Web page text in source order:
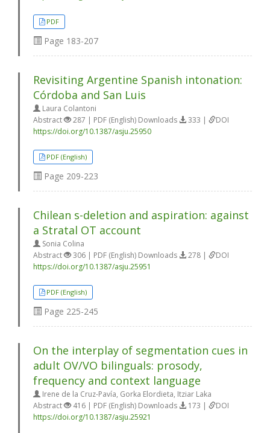
PDF
Page 183-207
Revisiting Argentine Spanish intonation:
Córdoba and San Luis
Laura Colantoni
Abstract
287 | PDF (English) Downloads 333 |
DOI
https://doi.org/10.1387/asju.25950
PDF (English)
Page 209-223
Chilean s-deletion and aspiration: against
a Stratal OT account
Sonia Colina
Abstract
306 | PDF (English) Downloads 278 |
DOI
https://doi.org/10.1387/asju.25951
PDF (English)
Page 225-245
On the interplay of segmentation cues in
adult OV/VO bilinguals: prosody,
frequency and context language
Irene de la Cruz-Pavía, Gorka Elordieta, Itziar Laka
Abstract
416 | PDF (English) Downloads 173 |
DOI
https://doi.org/10.1387/asju.25921